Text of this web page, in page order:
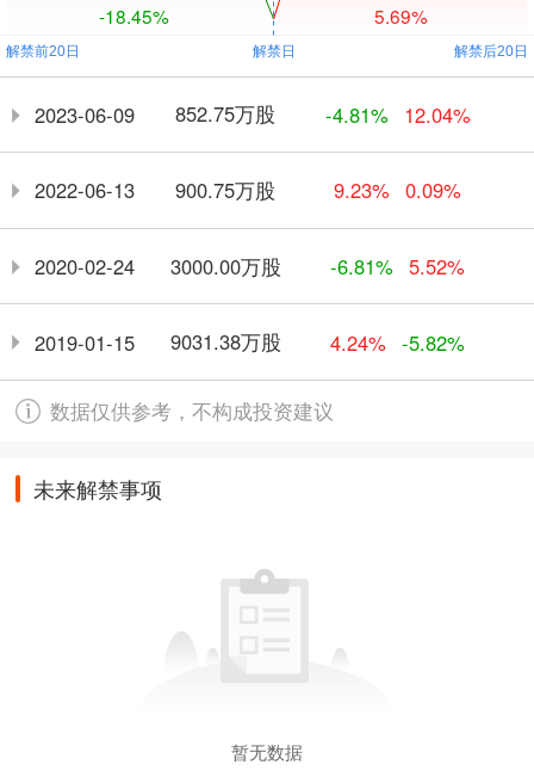
-18.45% 5.69%
2023-06-09 852.75万股 -4.81% 12.04%
2022-06-13 900.75万股 9.23% 0.09%
2020-02-24 3000.00万股 -6.81% 5.52%
2019-01-15 9031.38万股 4.24% -5.82%
数据仅供参考，不构成投资建议
未来解禁事项
暂无数据